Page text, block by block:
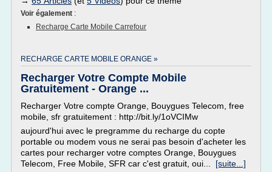
Voir également :
Recharge Carte Mobile Carrefour
RECHARGE CARTE MOBILE ORANGE »
Recharger Votre Compte Mobile
Gratuitement - Orange ...
Recharger Votre compte Orange, Bouygues Telecom, free
mobile, sfr gratuitement : http://bit.ly/1oVCIMw
aujourd'hui avec le pregramme du recharge du copte
portable ou modem vous ne serai pas besoin d'acheter les
cartes pour recharger votre comptes Orange, Bouygues
Telecom, Free Mobile, SFR car c'est gratuit, oui... [suite...]